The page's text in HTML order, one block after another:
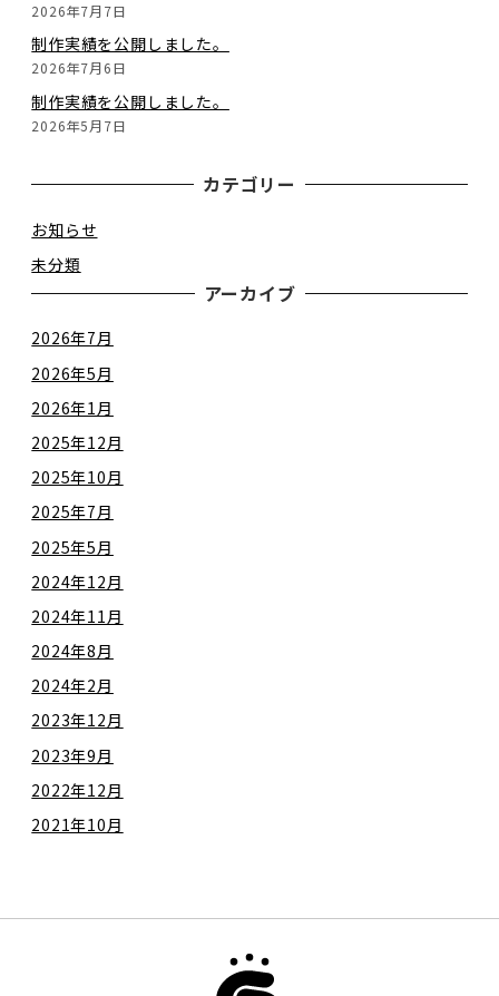
2026年7月7日
制作実績を公開しました。
2026年7月6日
制作実績を公開しました。
2026年5月7日
カテゴリー
お知らせ
未分類
アーカイブ
2026年7月
2026年5月
2026年1月
2025年12月
2025年10月
2025年7月
2025年5月
2024年12月
2024年11月
2024年8月
2024年2月
2023年12月
2023年9月
2022年12月
2021年10月